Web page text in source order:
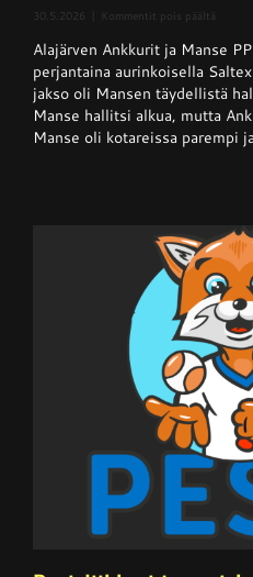
30.5.2026 Kommentit pois päältä
–
Ankkurit
nappasi
pisteen
Alajärven Ankkurit ja Manse
perjantaina aurinkoisella
jakso oli Mansen täydellistä
Manse hallitsi alkua, mutta
Manse oli kotareissa parempi